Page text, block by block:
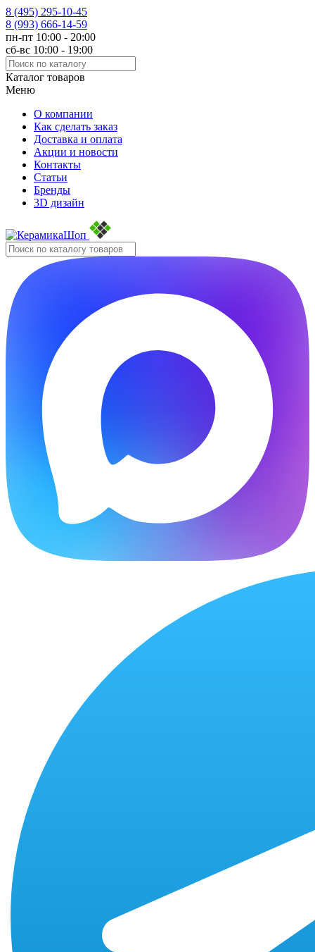
8 (495) 295-10-45
8 (993) 666-14-59
пн-пт 10:00 - 20:00
сб-вс 10:00 - 19:00
Каталог товаров
Меню
О компании
Как сделать заказ
Доставка и оплата
Акции и новости
Контакты
Статьи
Бренды
3D дизайн